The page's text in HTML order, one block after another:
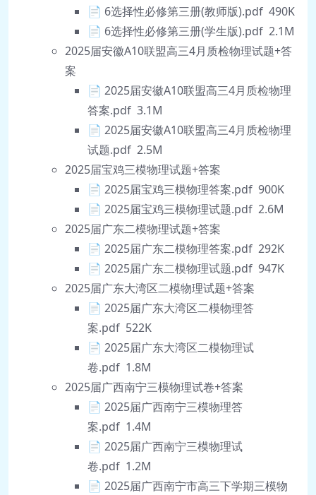
📄 6选择性必修第三册(教师版).pdf 490K
📄 6选择性必修第三册(学生版).pdf 2.1M
2025届安徽A10联盟高三4月质检物理试题+答
案
📄 2025届安徽A10联盟高三4月质检物理
答案.pdf 3.1M
📄 2025届安徽A10联盟高三4月质检物理
试题.pdf 2.5M
2025届宝鸡三模物理试题+答案
📄 2025届宝鸡三模物理答案.pdf 900K
📄 2025届宝鸡三模物理试题.pdf 2.6M
2025届广东二模物理试题+答案
📄 2025届广东二模物理答案.pdf 292K
📄 2025届广东二模物理试题.pdf 947K
2025届广东大湾区二模物理试题+答案
📄 2025届广东大湾区二模物理答
案.pdf 522K
📄 2025届广东大湾区二模物理试
卷.pdf 1.8M
2025届广西南宁三模物理试卷+答案
📄 2025届广西南宁三模物理答
案.pdf 1.4M
📄 2025届广西南宁三模物理试
卷.pdf 1.2M
📄 2025届广西南宁市高三下学期三模物